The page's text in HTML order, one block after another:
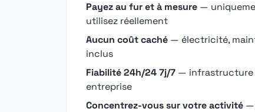
Payez au fur et à mesure —
utilisez réellement
Aucun coût caché — électricité,
inclus
Fiabilité 24h/24 7j/7 — infrastructure
entreprise
Concentrez-vous sur votre activité —